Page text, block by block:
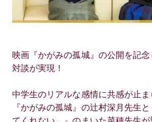
映画『かがみの孤城』の公開を記
対談が実現！
中学生のリアルな感情に共感が止ま
『かがみの孤城』の辻村深月先生